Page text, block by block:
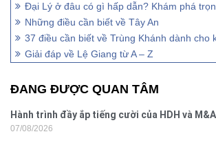
Đại Lý ở đâu có gì hấp dẫn? Khám phá trọn vẹn từ
Những điều cần biết về Tây An
37 điều cần biết về Trùng Khánh dành cho khách đi
Giải đáp về Lệ Giang từ A – Z
ĐANG ĐƯỢC QUAN TÂM
Hành trình đầy ắp tiếng cười của HDH và
07/08/2026